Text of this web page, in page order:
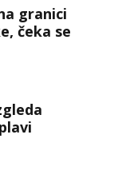
granici
čeka se